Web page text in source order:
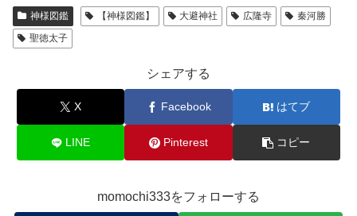
神様図鑑 【神様図鑑】 大避神社 広隆寺
秦河勝
聖徳太子
シェアする
X Facebook はてブ
LINE Pinterest コピー
momochi333をフォローする